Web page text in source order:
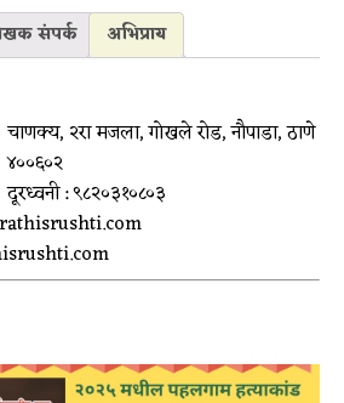
संपर्क अभिप्राय
चाणक्य, २रा मजला, गोखले रोड, नौपाडा, ठाणे
४००६०२
दूरध्वनी : ९८२०३१०८०३